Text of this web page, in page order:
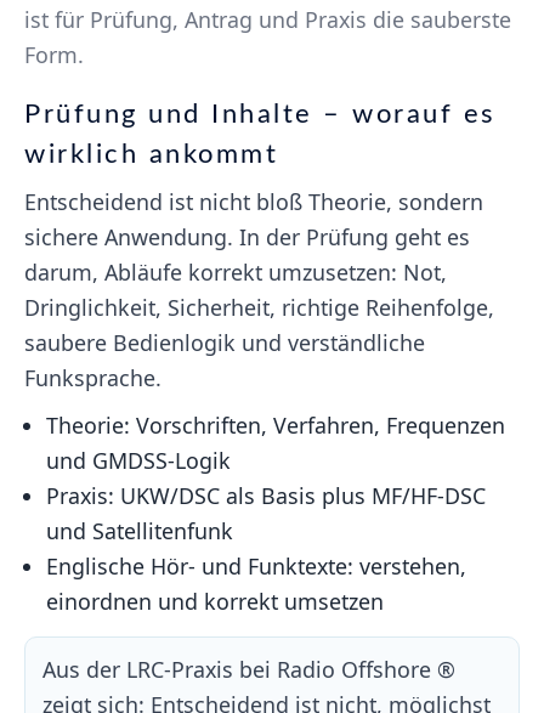
ist für Prüfung, Antrag und Praxis die sauberste
Form.
Prüfung und Inhalte – worauf es
wirklich ankommt
Entscheidend ist nicht bloß Theorie, sondern
sichere Anwendung. In der Prüfung geht es
darum, Abläufe korrekt umzusetzen: Not,
Dringlichkeit, Sicherheit, richtige Reihenfolge,
saubere Bedienlogik und verständliche
Funksprache.
Theorie: Vorschriften, Verfahren, Frequenzen
und GMDSS-Logik
Praxis: UKW/DSC als Basis plus MF/HF-DSC
und Satellitenfunk
Englische Hör- und Funktexte: verstehen,
einordnen und korrekt umsetzen
Aus der LRC-Praxis bei Radio Offshore ®
zeigt sich: Entscheidend ist nicht, möglichst